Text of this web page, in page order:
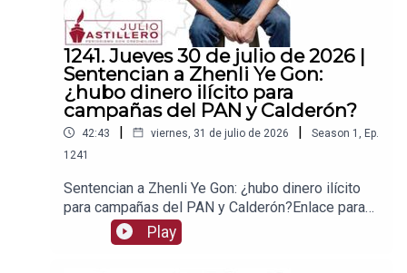
1241. Jueves 30 de julio de 2026 |
Sentencian a Zhenli Ye Gon:
¿hubo dinero ilícito para
campañas del PAN y Calderón?
42:43 | viernes, 31 de julio de 2026 | Season 1
Ep.
1241
Sentencian a Zhenli Ye Gon: ¿hubo dinero ilícito
para campañas del PAN y Calderón?Enlace para
apoyar vía
Patreon:https://www.patreon.com/julioastilleroEnl
Play